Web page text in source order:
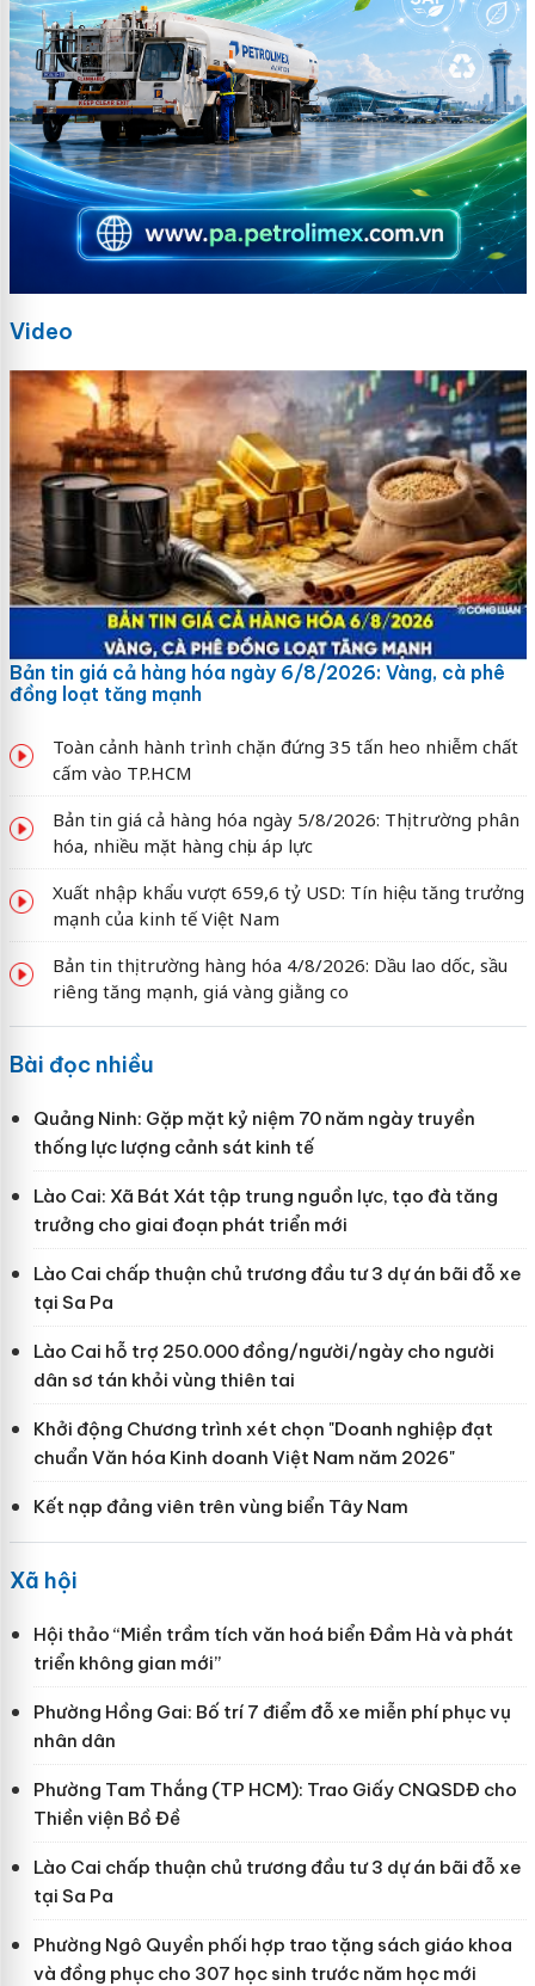
Video
Bản tin giá cả hàng hóa ngày 6/8/2026: Vàng, cà phê
đồng loạt tăng mạnh
Toàn cảnh hành trình chặn đứng 35 tấn heo nhiễm chất
cấm vào TP.HCM
Bản tin giá cả hàng hóa ngày 5/8/2026: Thị trường phân
hóa, nhiều mặt hàng chịu áp lực
Xuất nhập khẩu vượt 659,6 tỷ USD: Tín hiệu tăng trưởng
mạnh của kinh tế Việt Nam
Bản tin thị trường hàng hóa 4/8/2026: Dầu lao dốc, sầu
riêng tăng mạnh, giá vàng giằng co
Bài đọc nhiều
Quảng Ninh: Gặp mặt kỷ niệm 70 năm ngày truyền
thống lực lượng cảnh sát kinh tế
Lào Cai: Xã Bát Xát tập trung nguồn lực, tạo đà tăng
trưởng cho giai đoạn phát triển mới
Lào Cai chấp thuận chủ trương đầu tư 3 dự án bãi đỗ xe
tại Sa Pa
Lào Cai hỗ trợ 250.000 đồng/người/ngày cho người
dân sơ tán khỏi vùng thiên tai
Khởi động Chương trình xét chọn "Doanh nghiệp đạt
chuẩn Văn hóa Kinh doanh Việt Nam năm 2026"
Kết nạp đảng viên trên vùng biển Tây Nam
Xã hội
Hội thảo “Miền trầm tích văn hoá biển Đầm Hà và phát
triển không gian mới”
Phường Hồng Gai: Bố trí 7 điểm đỗ xe miễn phí phục vụ
nhân dân
Phường Tam Thắng (TP HCM): Trao Giấy CNQSDĐ cho
Thiền viện Bồ Đề
Lào Cai chấp thuận chủ trương đầu tư 3 dự án bãi đỗ xe
tại Sa Pa
Phường Ngô Quyền phối hợp trao tặng sách giáo khoa
và đồng phục cho 307 học sinh trước năm học mới